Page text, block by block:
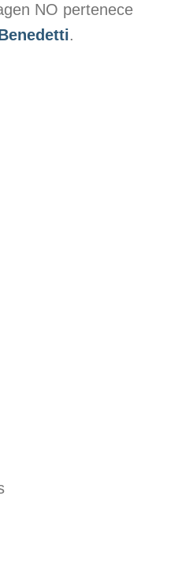
NO pertenece
.